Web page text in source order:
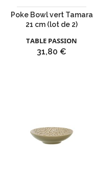
Poke Bowl vert Tamara
21 cm (lot de 2)
TABLE PASSION
Prix
31,80 €